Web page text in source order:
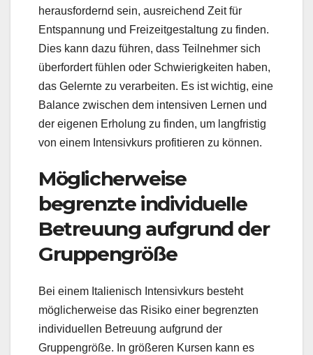
herausfordernd sein, ausreichend Zeit für
Entspannung und Freizeitgestaltung zu finden.
Dies kann dazu führen, dass Teilnehmer sich
überfordert fühlen oder Schwierigkeiten haben,
das Gelernte zu verarbeiten. Es ist wichtig, eine
Balance zwischen dem intensiven Lernen und
der eigenen Erholung zu finden, um langfristig
von einem Intensivkurs profitieren zu können.
Möglicherweise
begrenzte individuelle
Betreuung aufgrund der
Gruppengröße
Bei einem Italienisch Intensivkurs besteht
möglicherweise das Risiko einer begrenzten
individuellen Betreuung aufgrund der
Gruppengröße. In größeren Kursen kann es